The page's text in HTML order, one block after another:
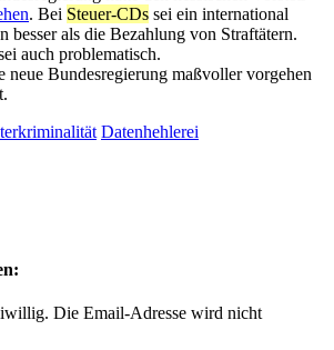
. Bei Steuer-CDs sei ein international
besser als die Bezahlung von Straftätern.
auch problematisch.
neue Bundesregierung maßvoller vorgehen
Datenhehlerei
Die Email-Adresse wird nicht